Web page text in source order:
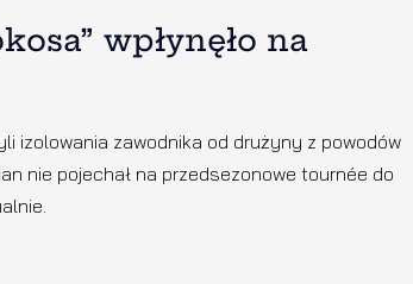
wpłynęło na
izolowania zawodnika od drużyny z powodów
nie pojechał na przedsezonowe tournée do